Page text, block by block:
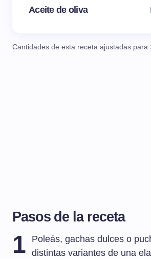
Aceite de oliva
Cantidades de esta receta ajustadas para
Pasos de la receta
1
Poleás, gachas dulces o
distintas variantes de una